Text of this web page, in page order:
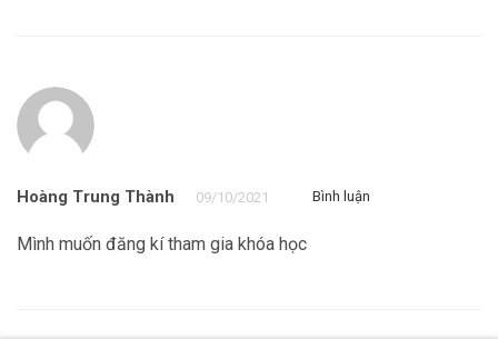
Hoàng Trung Thành 09/10/2021 Bình luận
Mình muốn đăng kí tham gia khóa học